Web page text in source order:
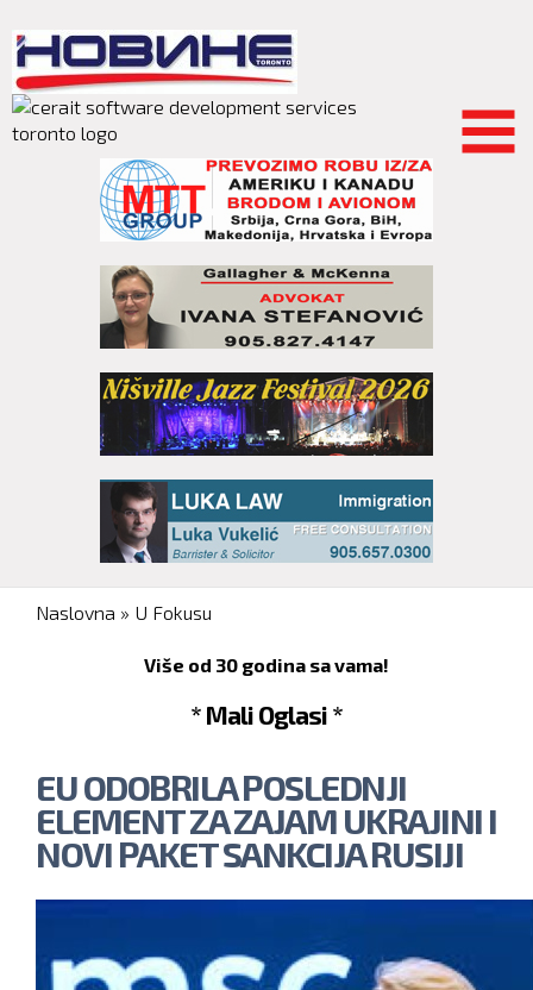
main
content
You are here
Naslovna » U Fokusu
Više od 30 godina sa vama!
* Mali Oglasi *
EU ODOBRILA POSLEDNJI
ELEMENT ZA ZAJAM UKRAJINI I
NOVI PAKET SANKCIJA RUSIJI